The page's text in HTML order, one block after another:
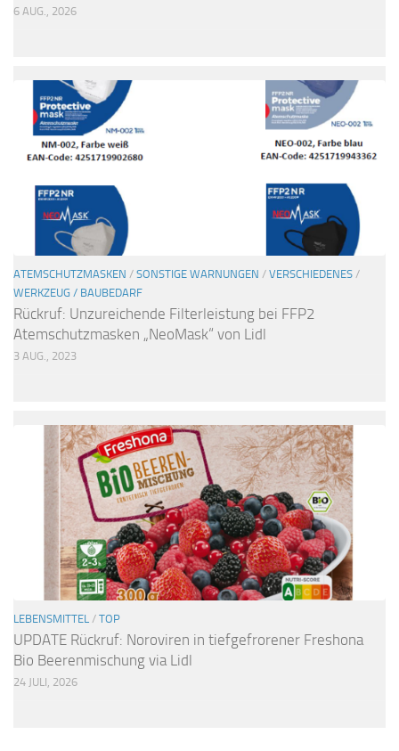
6 AUG., 2026
ATEMSCHUTZMASKEN / SONSTIGE WARNUNGEN / VERSCHIEDENES /
WERKZEUG / BAUBEDARF
Rückruf: Unzureichende Filterleistung bei FFP2
Atemschutzmasken „NeoMask“ von Lidl
3 AUG., 2023
LEBENSMITTEL / TOP
UPDATE Rückruf: Noroviren in tiefgefrorener Freshona
Bio Beerenmischung via Lidl
24 JULI, 2026